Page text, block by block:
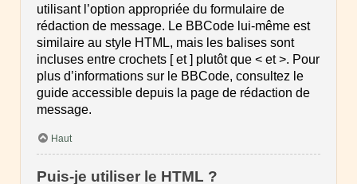
utilisant l’option appropriée du formulaire de
rédaction de message. Le BBCode lui-même est
similaire au style HTML, mais les balises sont
incluses entre crochets [ et ] plutôt que < et >. Pour
plus d’informations sur le BBCode, consultez le
guide accessible depuis la page de rédaction de
message.
Haut
Puis-je utiliser le HTML ?